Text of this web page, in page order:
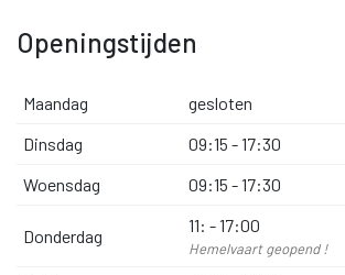
Openingstijden
Maandag
gesloten
Dinsdag
09:15 - 17:30
Woensdag
09:15 - 17:30
Donderdag 11: - 17:00
Hemelvaart geopend !